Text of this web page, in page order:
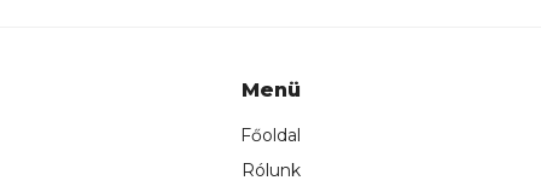
Menü
Főoldal
Rólunk